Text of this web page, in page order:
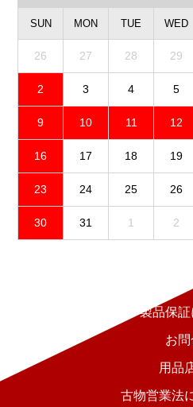
SUN MON TUE WED
26 27 28 29
2 3 4 5
9 10 11 12
16 17 18 19
23 24 25 26
30 31 1 2
プライバ
製品保証
お
用品
古物営業法